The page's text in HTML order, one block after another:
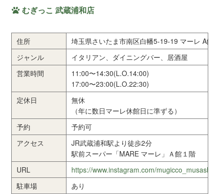
むぎっこ 武蔵浦和店
住所
埼玉県さいたま市南区白幡5-19-19 マーレ A館
ジャンル
イタリアン、ダイニングバー、居酒屋
営業時間
11:00〜14:30(L.O.14:00)
17:00〜23:00(L.O.22:30)
定休日
無休
（年に数日マーレ休館日に準ずる）
予約
予約可
アクセス
JR武蔵浦和駅より徒歩2分
駅前スーパー「MARE マーレ」Ａ館１階
URL
https://www.instagram.com/
駐車場
あり